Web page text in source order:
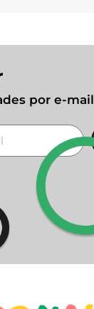
por e-mail